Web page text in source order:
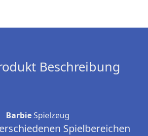
Beschreibung
BarbieSpielzeug
Spielbereichen